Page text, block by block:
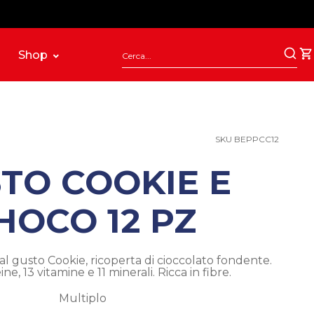
Shop
SKU BEPPCC12
COOKIE E
12 PZ
gusto Cookie, ricoperta di cioccolato fondente.
13 vitamine e 11 minerali. Ricca in fibre.
Multiplo